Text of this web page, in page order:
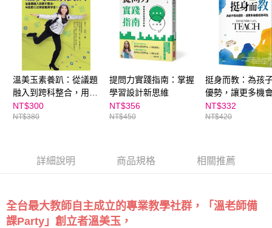
任。
４．使用「AFTEE先享後付」時，將依據個別帳號之用戶狀況，依本公司即
時審查核予不同之上限額度；若仍有額度不足之情形，本公司將視審查結果
請求用戶進行身份認證。
５．嚴禁一人註冊多個帳號或使用他人資訊註冊。若發現惡意使用之情形，
恩沛科技股份有限公司將有權停止該用戶之使用額度並採取法律行動。
溫美玉素養趴：從議題
融入到跨科整合，用遊
戲化任務啟動真學習
NT$300
NT$380
提問力實踐指南：掌握
學習設計新思維
NT$356
NT$450
挺身而教：為孩
優勢，讓更多機
可能
NT$332
NT$420
詳細說明 商品規格 相關推薦
全台最大教師自主成立的專業教學社群，「溫老師備
課Party」創立者溫美玉，